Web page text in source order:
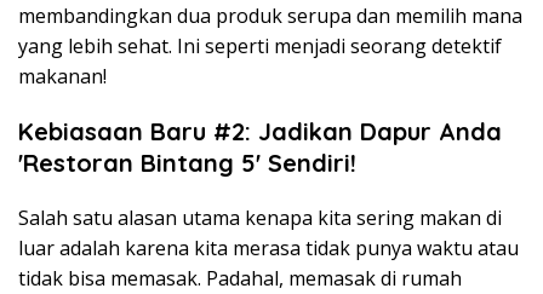
membandingkan dua produk serupa dan memilih mana
yang lebih sehat. Ini seperti menjadi seorang detektif
makanan!
Kebiasaan Baru #2: Jadikan Dapur Anda
'Restoran Bintang 5' Sendiri!
Salah satu alasan utama kenapa kita sering makan di
luar adalah karena kita merasa tidak punya waktu atau
tidak bisa memasak. Padahal, memasak di rumah